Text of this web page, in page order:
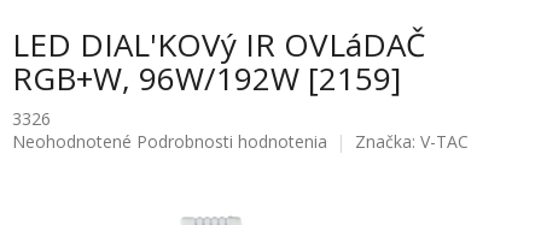
LED DIAL'KOVý IR OVLáDAČ
RGB+W, 96W/192W [2159]
3326
Priemerné
Neohodnotené Podrobnosti hodnotenia Značka: V-TAC